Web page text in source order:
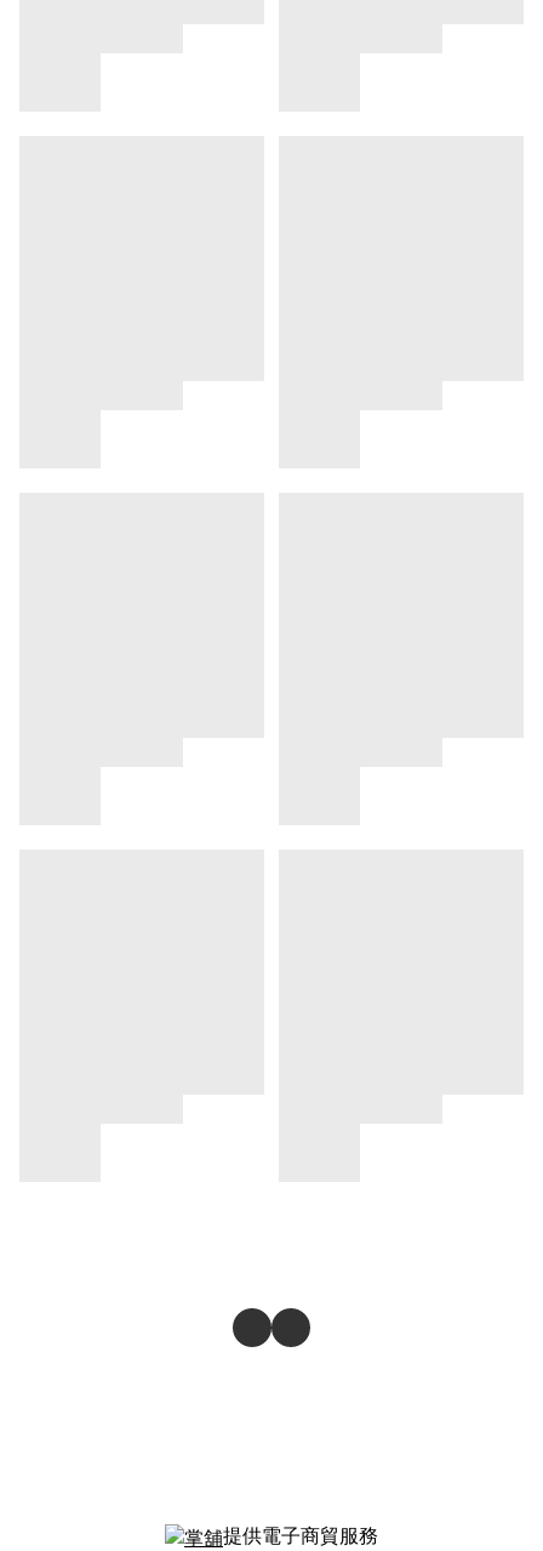
提供電子商貿服務